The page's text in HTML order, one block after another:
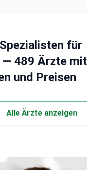
für
— 489 Ärzte mit
und Preisen
Alle Ärzte anzeigen